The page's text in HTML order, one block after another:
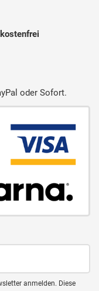
oder Sofort.
anmelden. Diese